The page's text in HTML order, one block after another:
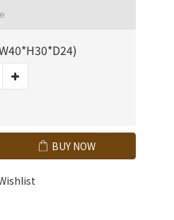
BUY NOW